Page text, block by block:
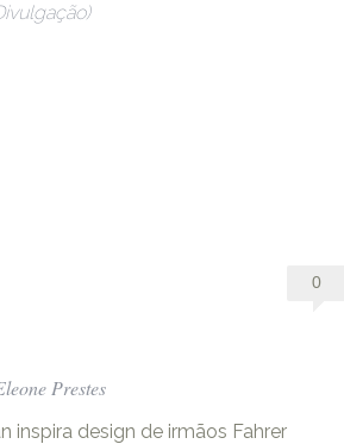
0
Prestes
inspira design de irmãos Fahrer